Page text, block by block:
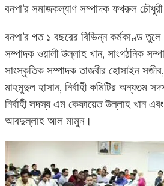
বনপা’র সমাজকল্যাণ সম্পাদক ফখরুল
বনপা’র গত ১ বছরের বিভিন্ন কর্মকাণ্ড
সম্পাদক ওয়ালী উল্লাহ খান, সাংগঠনিক
সাংস্কৃতিক সম্পাদক তাজবীর হোসাইন
মাহমুদুল হাসান, নির্বাহী কমিটির অন্যতম
নির্বাহী সদস্য এম কেফায়েত উল্লাহ খান
আবদুল্লাহ আল মামুন।